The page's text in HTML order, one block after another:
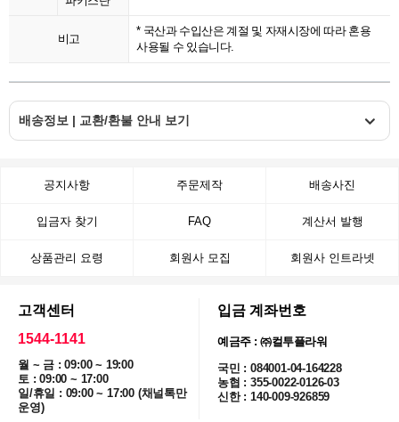
비고
* 국산과 수입산은 계절 및 자재시장에 따라 혼용
사용될 수 있습니다.
배송정보 | 교환/환불 안내 보기
공지사항 주문제작 배송사진
입금자 찾기 FAQ 계산서 발행
상품관리 요령 회원사 모집 회원사 인트라넷
고객센터
1544-1141
월 ~ 금 : 09:00 ~ 19:00
토 : 09:00 ~ 17:00
일/휴일 : 09:00 ~ 17:00 (채널톡만
운영)
입금 계좌번호
예금주 : ㈜컬투플라워
국민 : 084001-04-164228
농협 : 355-0022-0126-03
신한 : 140-009-926859